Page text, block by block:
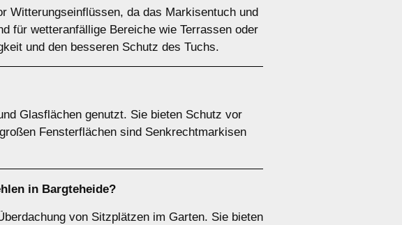
Witterungseinflüssen, da das Markisentuch und
für wetteranfällige Bereiche wie Terrassen oder
und den besseren Schutz des Tuchs.
Glasflächen genutzt. Sie bieten Schutz vor
Fensterflächen sind Senkrechtmarkisen
in Bargteheide?
von Sitzplätzen im Garten. Sie bieten